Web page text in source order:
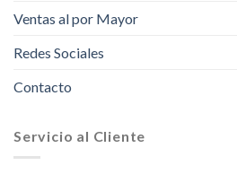
Ventas al por Mayor
Redes Sociales
Contacto
Servicio al Cliente